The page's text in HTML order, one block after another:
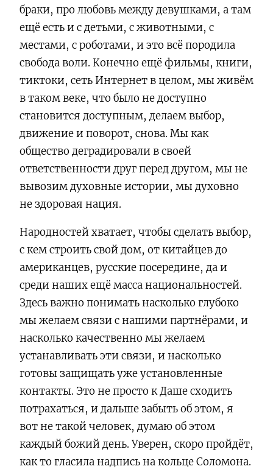
браки, про любовь между девушками, а там
ещё есть и с детьми, с животными, с
местами, с роботами, и это всё породила
свобода воли. Конечно ещё фильмы, книги,
тиктоки, сеть Интернет в целом, мы живём
в таком веке, что было не доступно
становится доступным, делаем выбор,
движение и поворот, снова. Мы как
общество деградировали в своей
ответственности друг перед другом, мы не
вывозим духовные истории, мы духовно
не здоровая нация.
Народностей хватает, чтобы сделать выбор,
с кем строить свой дом, от китайцев до
американцев, русские посередине, да и
среди наших ещё масса национальностей.
Здесь важно понимать насколько глубоко
мы желаем связи с нашими партнёрами, и
насколько качественно мы желаем
устанавливать эти связи, и насколько
готовы защищать уже установленные
контакты. Это не просто к Даше сходить
потрахаться, и дальше забыть об этом, я
вот не такой человек, думаю об этом
каждый божий день. Уверен, скоро пройдёт,
как то гласила надпись на кольце Соломона.